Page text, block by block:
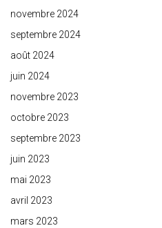
novembre 2024
septembre 2024
août 2024
juin 2024
novembre 2023
octobre 2023
septembre 2023
juin 2023
mai 2023
avril 2023
mars 2023